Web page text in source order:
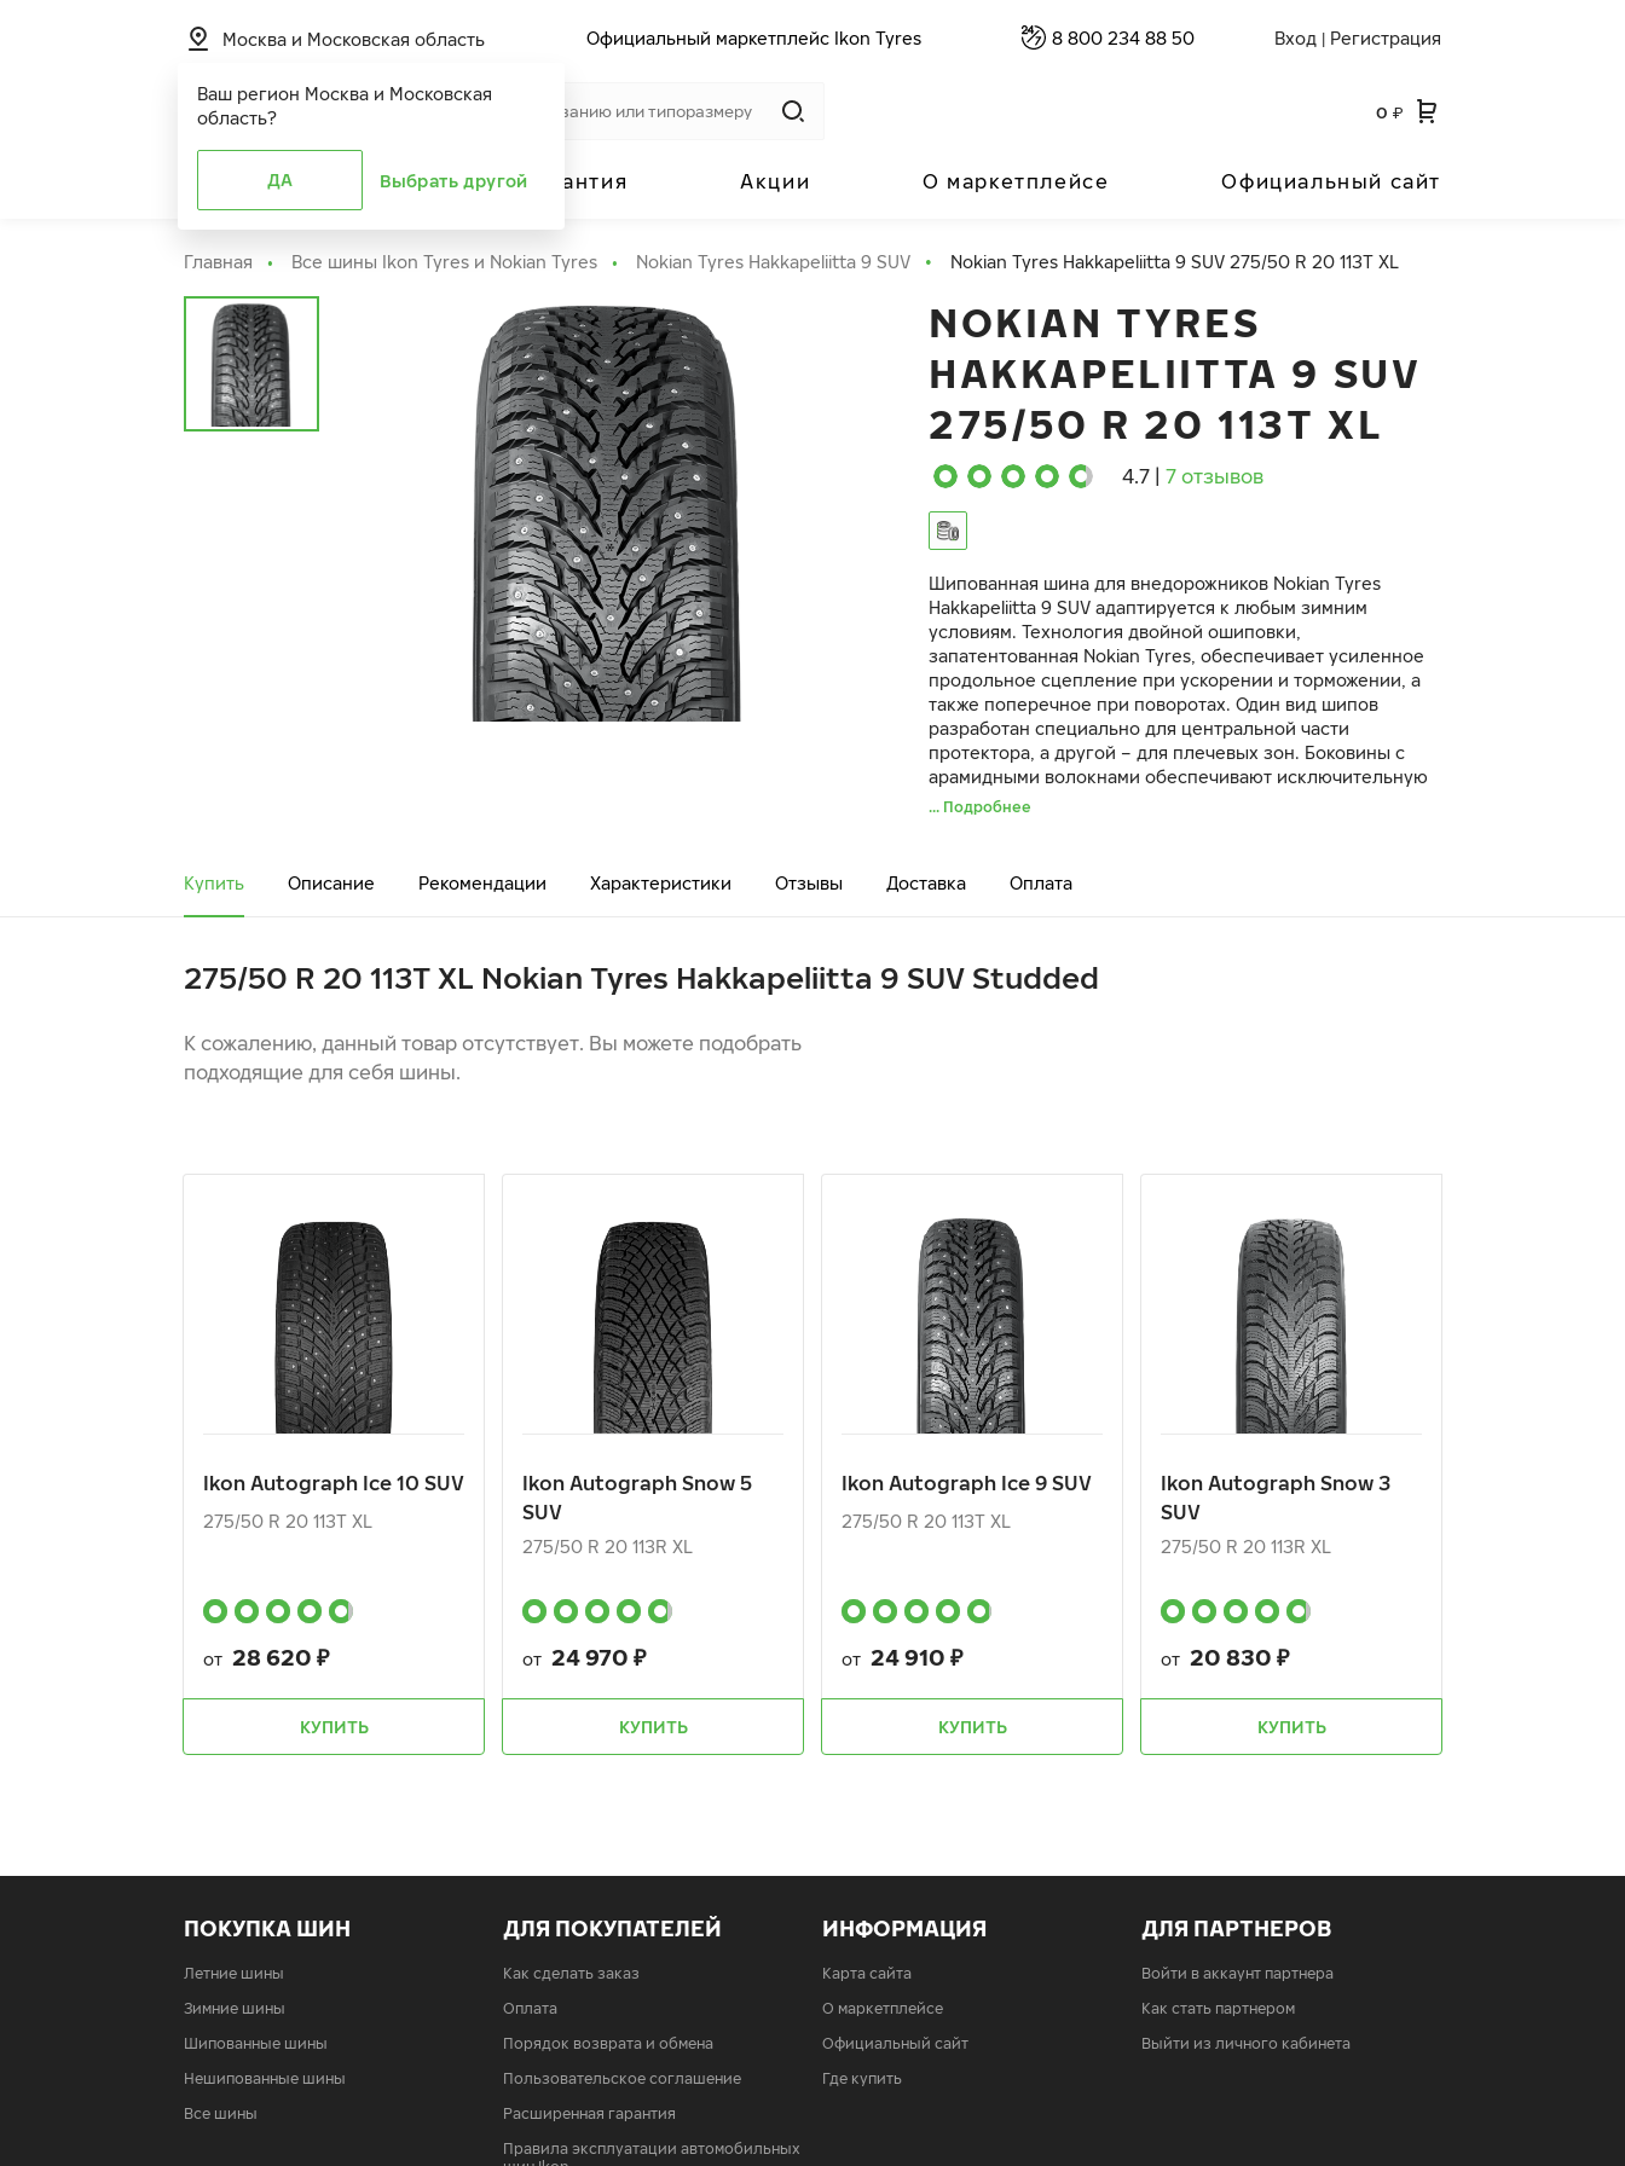
Ваш регион Москва и Московская
область?
ДА Выбрать другой
Москва и Московская область Официальный маркетплейс Ikon Tyres 8 800 234 88 50 Вход Регистрация
0 ₽
Расширенная гарантия Акции О маркетплейсе Официальный сайт
Главная Все шины Ikon Tyres и Nokian Tyres Nokian Tyres Hakkapeliitta 9 SUV Nokian Tyres Hakkapeliitta 9 SUV 275/50 R 20 113T XL
NOKIAN TYRES
HAKKAPELIITTA 9 SUV
275/50 R 20 113T XL
4.7 7 отзывов
Шипованная шина для внедорожников Nokian Tyres
Hakkapeliitta 9 SUV адаптируется к любым зимним
условиям. Технология двойной ошиповки,
запатентованная Nokian Tyres, обеспечивает усиленное
продольное сцепление при ускорении и торможении, а
также поперечное при поворотах. Один вид шипов
разработан специально для центральной части
протектора, а другой – для плечевых зон. Боковины с
арамидными волокнами обеспечивают исключительную
износостойкость и устойчивость к разрыву при внешних
... Подробнее
Купить Описание Рекомендации Характеристики Отзывы Доставка Оплата
275/50 R 20 113T XL Nokian Tyres Hakkapeliitta 9 SUV Studded
К сожалению, данный товар отсутствует. Вы можете подобрать
подходящие для себя шины.
Ikon Autograph Ice 10 SUV
275/50 R 20 113T XL
от 28 620 ₽
КУПИТЬ
Ikon Autograph Snow 5
SUV
275/50 R 20 113R XL
от 24 970 ₽
КУПИТЬ
Ikon Autograph Ice 9 SUV
275/50 R 20 113T XL
от 24 910 ₽
КУПИТЬ
Ikon Autograph Snow 3
SUV
275/50 R 20 113R XL
от 20 830 ₽
КУПИТЬ
Ikon Autograph Ice 10 SUV
275/50 R 20 113T XL
КУПИТЬ
Ikon Autograph Snow 5
275/50 R 20 113R XL
Ikon Autograph Ice 9 SUV
275/50 R 20 113T XL
КУПИТЬ
Ikon Autograph Snow 3
275/50 R 20 113R XL
ПОКУПКА ШИН
Летние шины
Зимние шины
Шипованные шины
Нешипованные шины
Все шины
ДЛЯ ПОКУПАТЕЛЕЙ
Как сделать заказ
Оплата
Порядок возврата и обмена
Пользовательское соглашение
Расширенная гарантия
Правила эксплуатации автомобильных
ИНФОРМАЦИЯ
Карта сайта
О маркетплейсе
Официальный сайт
Где купить
ДЛЯ ПАРТНЕРОВ
Войти в аккаунт партнера
Как стать партнером
Выйти из личного кабинета